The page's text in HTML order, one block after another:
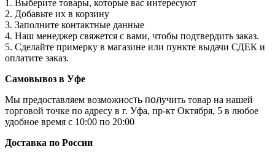
1. Выберите товары, которые вас интересуют
2. Добавьте их в корзину
3. Заполните контактные данные
4. Наш менеджер свяжется с вами, чтобы подтвердить заказ.
5. Сделайте примерку в магазине или пункте выдачи СДЕК и
оплатите заказ.
Самовывоз в Уфе
Мы предоставляем возможность получить товар на нашей
торговой точке по адресу в г. Уфа, пр-кт Октября, 5 в любое
удобное время с 10:00 по 20:00
Доставка по России